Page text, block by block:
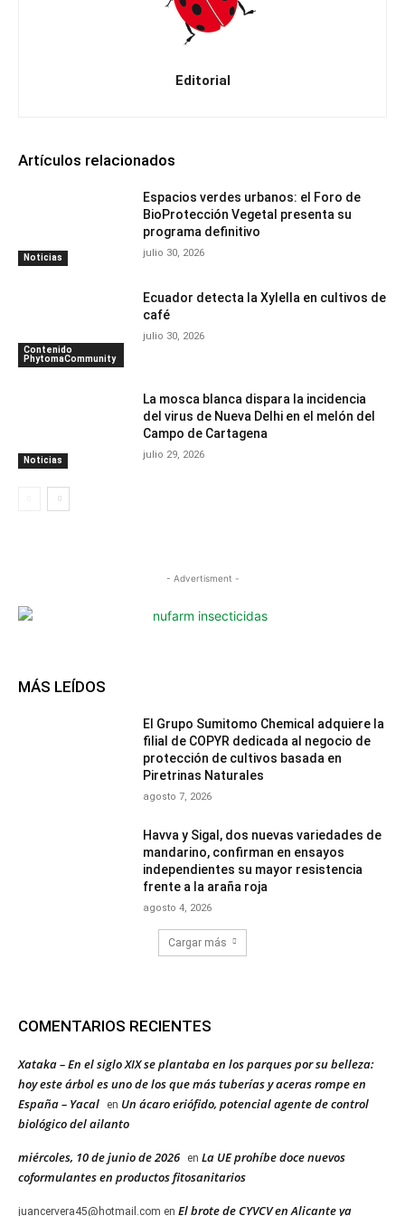
Editorial
Artículos relacionados
Noticias
Espacios verdes urbanos: el Foro de
BioProtección Vegetal presenta su
programa definitivo
julio 30, 2026
Contenido
PhytomaCommunity
Ecuador detecta la Xylella en cultivos de
café
julio 30, 2026
Noticias
La mosca blanca dispara la incidencia
del virus de Nueva Delhi en el melón del
Campo de Cartagena
julio 29, 2026
- Advertisment -
MÁS LEÍDOS
El Grupo Sumitomo Chemical adquiere la
filial de COPYR dedicada al negocio de
protección de cultivos basada en
Piretrinas Naturales
agosto 7, 2026
Havva y Sigal, dos nuevas variedades de
mandarino, confirman en ensayos
independientes su mayor resistencia
frente a la araña roja
agosto 4, 2026
Cargar más
COMENTARIOS RECIENTES
Xataka – En el siglo XIX se plantaba en los parques por su belleza:
hoy este árbol es uno de los que más tuberías y aceras rompe en
España – Yacal
en Un ácaro eriófido, potencial agente de control
biológico del ailanto
miércoles, 10 de junio de 2026 en La UE prohíbe doce nuevos
coformulantes en productos fitosanitarios
juancervera45@hotmail.com en El brote de CYVCV en Alicante ya